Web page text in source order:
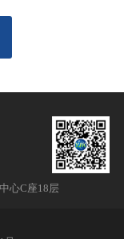
心C座18层